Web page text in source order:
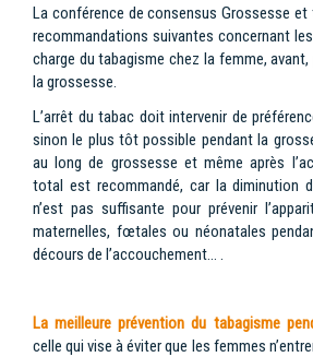
La conférence de consensus Grossesse et
recommandations suivantes concernant
charge du tabagisme chez la femme,
la grossesse.
L’arrêt du tabac doit intervenir de
sinon le plus tôt possible pendant la
au long de grossesse et même après
total est recommandé, car la diminution
n’est pas suffisante pour prévenir
maternelles, fœtales ou néonatales
décours de l’accouchement… .
La meilleure prévention du tabagisme
celle qui vise à éviter que les femmes